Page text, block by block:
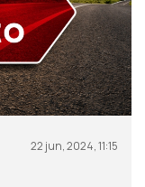
22 jun, 2024, 11:15